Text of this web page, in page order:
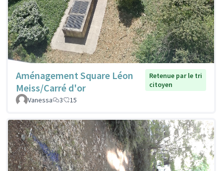
Aménagement Square Léon
Meiss/Carré d'or
Retenue par le tri
citoyen
Vanessa
3 15